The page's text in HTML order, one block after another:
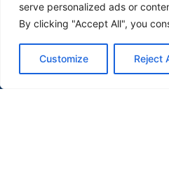
serve personalized ads or
By clicking "Accept All", you
Customize Reject
(47) 9 9977-7630